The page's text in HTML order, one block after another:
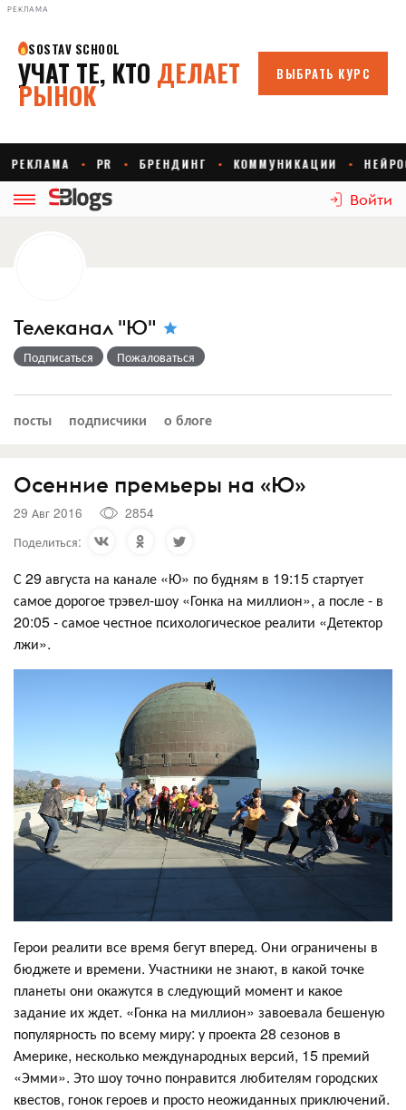
РЕКЛАМА
Войти
Телеканал "Ю"
Подписаться Пожаловаться
посты подписчики о блоге
Осенние премьеры на «Ю»
29 Авг 2016
2854
Поделиться:
С 29 августа на канале «Ю» по будням в 19:15 стартует
самое дорогое трэвел-шоу «Гонка на миллион», а после - в
20:05 - самое честное психологическое реалити «Детектор
лжи».
Герои реалити все время бегут вперед. Они ограничены в
бюджете и времени. Участники не знают, в какой точке
планеты они окажутся в следующий момент и какое
задание их ждет. «Гонка на миллион» завоевала бешеную
популярность по всему миру: у проекта 28 сезонов в
Америке, несколько международных версий, 15 премий
«Эмми». Это шоу точно понравится любителям городских
квестов, гонок героев и просто неожиданных приключений.